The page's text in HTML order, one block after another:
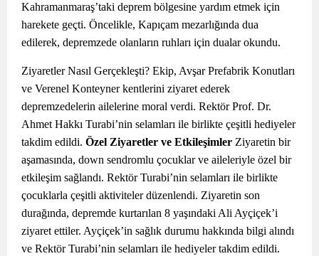
Kahramanmaraş’taki deprem bölgesine yardım etmek için
harekete geçti. Öncelikle, Kapıçam mezarlığında dua
edilerek, depremzede olanların ruhları için dualar okundu.
Ziyaretler Nasıl Gerçekleşti? Ekip, Avşar Prefabrik Konutları
ve Verenel Konteyner kentlerini ziyaret ederek
depremzedelerin ailelerine moral verdi. Rektör Prof. Dr.
Ahmet Hakkı Turabi’nin selamları ile birlikte çeşitli hediyeler
takdim edildi. Özel Ziyaretler ve Etkileşimler Ziyaretin bir
aşamasında, down sendromlu çocuklar ve aileleriyle özel bir
etkileşim sağlandı. Rektör Turabi’nin selamları ile birlikte
çocuklarla çeşitli aktiviteler düzenlendi. Ziyaretin son
durağında, depremde kurtarılan 8 yaşındaki Ali Ayçiçek’i
ziyaret ettiler. Ayçiçek’in sağlık durumu hakkında bilgi alındı
ve Rektör Turabi’nin selamları ile hediyeler takdim edildi.